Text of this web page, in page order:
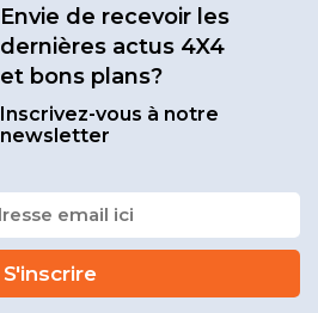
Envie de recevoir les
dernières actus 4X4
et bons plans?
Inscrivez-vous à notre
newsletter